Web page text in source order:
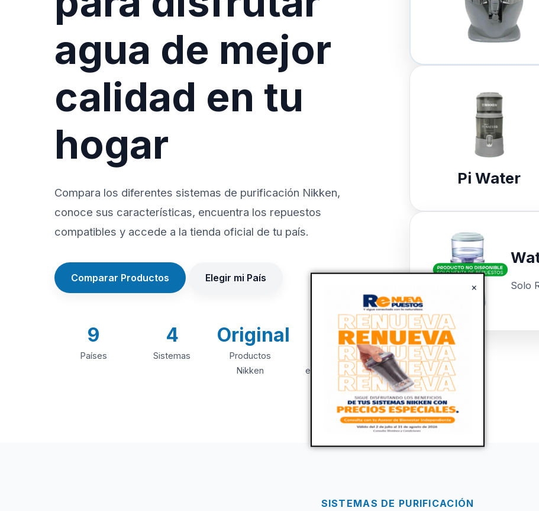
×
agua de mejor
calidad en tu
hogar
Compara los diferentes sistemas de purificación Nikken,
conoce sus características, encuentra los repuestos
compatibles y accede a la tienda oficial de tu país.
Comparar Productos Elegir mi País
9
Países
4
Sistemas
Original
Productos
Nikken
+20
Años de
experiencia
Pi Water
Solo
SISTEMAS DE PURIFICACIÓN